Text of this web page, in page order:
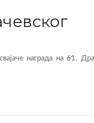
награда на 61.